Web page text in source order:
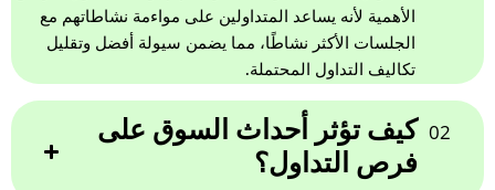
1:00 24:00
Monday-
Friday
XAGUSD
1:00 24:00
Monday-
Friday
Hang Seng Index Future
2026-08-
2026-08-
الأهمية لأنه يساعد المتداولين على مواءمة نشاطاتهم مع
الجلسات الأكثر نشاطًا، مما يضمن سيولة أفضل وتقليل
تكاليف التداول المحتملة.
02 كيف تؤثر أحداث السوق على
فرص التداول؟